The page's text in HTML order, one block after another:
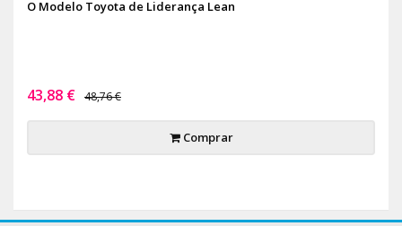
O Modelo Toyota de Liderança Lean
43,88 € 48,76 €
Comprar